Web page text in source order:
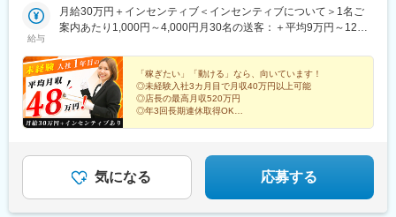
駅、石上駅、江端駅、加納駅(岐阜県)、各務ケ原駅、津島駅、ドー
ム前駅、大小路駅、公園東口駅、三田本町駅、旧居留地・大丸前
県)、西黒崎駅、長崎駅前駅、新宿駅、有楽町駅、四ツ橋駅、府中
本町駅、上野広小路駅、越前花堂駅、茶所駅、ドーム前千代崎
駅、花田口駅、県庁前駅(兵庫県)、郵便局前駅、宇品二丁目駅、比
治山橋駅、旦過駅、天神南駅、五島町駅
ます。※現場間の移動は店長の車両で行います。＼働き方の特徴
／・会社への毎日出社はありません・催事会場へ直行直帰が基
を舞台に働くスタイルです！
駅、神保町駅、豊洲駅、小岩駅、下高井戸駅、京成小岩駅、京成
高砂駅、池袋駅、三鷹駅、幡ケ谷駅、花小金井駅、品川駅、羽村
上水駅、東福生駅、清瀬駅、経堂駅、上町駅、多摩湖駅、上野
駅、町田駅、平塚駅、菊名駅、東山田駅、新百合ケ丘駅、横浜
駅、宮崎台駅、大倉山駅(神奈川県)、妙蓮寺駅、子安駅、下曽我
駅、根岸駅(神奈川県)、上永谷駅、小田原駅、本郷台駅、茅ケ崎
駅、二宮駅、新松田駅、足柄駅(神奈川県)、片瀬江ノ島駅、湘南台
子駅、春日部駅、志久駅、新座駅、北上尾駅、さいたま新都心
駅、南越谷駅、武蔵高萩駅、武州唐沢駅、三郷中央駅、三峰口
駅、鳩ケ谷駅、鶴瀬駅、蒲生駅、西大宮駅、南大塚駅、笠幡駅、
給与
月給30万円＋インセンティブ＜インセンティブについて＞1名ご
案内あたり1,000円～4,000円月30名の送客：＋平均9万円～12万
んどクリアできるので、皆インセンティブ＋9万円は当たり前に受
け取っています。※稼働日数によって、金額が変動する場合があり
ます。▼平均月収平均月収48万円（月給30万円＋インセンティブ
18万円）※未経験入社1年目スタッフ10名・2025年度実績未経験
スタートでも、コミュニケーション力次第で初月から高収入を目
収は520万円！普段も月収100万円超は当たり前に到達できます。
▼平均月収平均月収90万円 ※店長7名・2025年度実績例）月売上
600万円以下：歩合10％月売上600万円超：歩合15％※売上水準に
応じて歩合率が上がる仕組みです。
「稼ぎたい」「動ける」なら、向いています！
◎未経験入社3カ月目で月収40万円以上可能
◎店長の最高月収520万円
◎年3回長期連休取得OK
気になる 応募する